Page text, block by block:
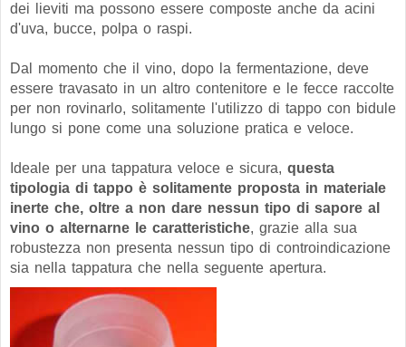
dei lieviti ma possono essere composte anche da acini
d'uva, bucce, polpa o raspi.
Dal momento che il vino, dopo la fermentazione, deve
essere travasato in un altro contenitore e le fecce raccolte
per non rovinarlo, solitamente l'utilizzo di tappo con bidule
lungo si pone come una soluzione pratica e veloce.
Ideale per una tappatura veloce e sicura, questa
tipologia di tappo è solitamente proposta in materiale
inerte che, oltre a non dare nessun tipo di sapore al
vino o alternarne le caratteristiche, grazie alla sua
robustezza non presenta nessun tipo di controindicazione
sia nella tappatura che nella seguente apertura.